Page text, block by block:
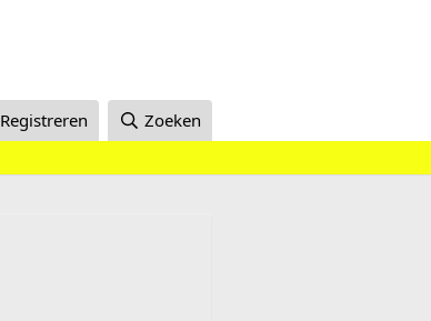
Registreren Zoeken